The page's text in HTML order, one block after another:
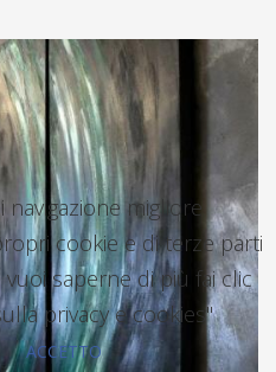
migliore
cookie e di terze parti
saperne di più fai clic
privacy e cookies"
ACCETTO